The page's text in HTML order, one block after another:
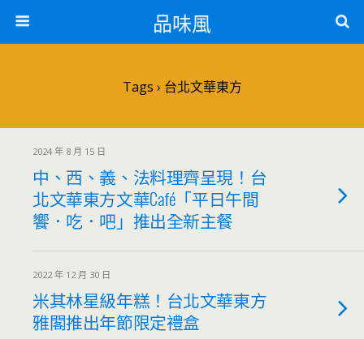
品味風
Tags › 台北文華東方
2024 年 8 月 15 日
中、西、義、法料理齊呈現！台
北文華東方文華Café「平日午間
饗．吃．吧」推出全新主餐
2022 年 12 月 30 日
米其林星級年糕！台北文華東方
雅閣推出年節限定禮盒